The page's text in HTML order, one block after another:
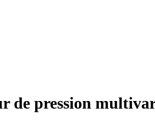
de pression